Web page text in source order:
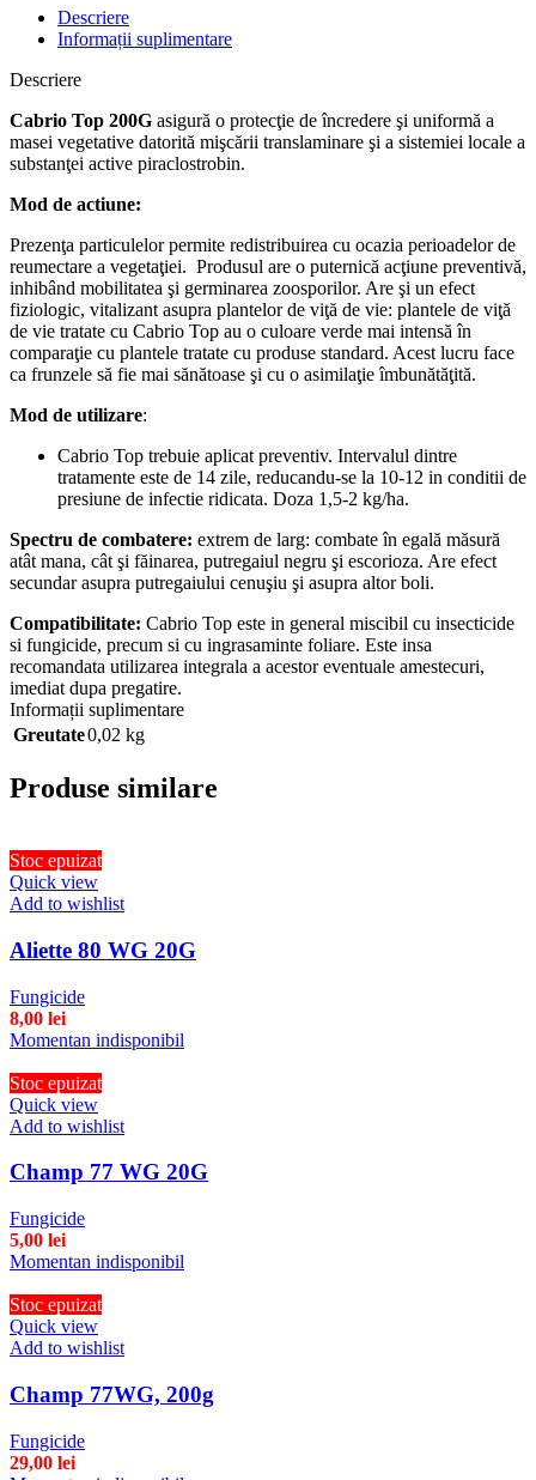
Descriere
Informații suplimentare
Descriere
Cabrio Top 200G asigură o protecţie de încredere şi uniformă a
masei vegetative datorită mişcării translaminare şi a sistemiei locale a
substanţei active piraclostrobin.
Mod de actiune:
Prezenţa particulelor permite redistribuirea cu ocazia perioadelor de
reumectare a vegetaţiei. Produsul are o puternică acţiune preventivă,
inhibând mobilitatea şi germinarea zoosporilor. Are şi un efect
fiziologic, vitalizant asupra plantelor de viţă de vie: plantele de viţă
de vie tratate cu Cabrio Top au o culoare verde mai intensă în
comparaţie cu plantele tratate cu produse standard. Acest lucru face
ca frunzele să fie mai sănătoase şi cu o asimilaţie îmbunătăţită.
Mod de utilizare:
Cabrio Top trebuie aplicat preventiv. Intervalul dintre
tratamente este de 14 zile, reducandu-se la 10-12 in conditii de
presiune de infectie ridicata. Doza 1,5-2 kg/ha.
Spectru de combatere: extrem de larg: combate în egală măsură
atât mana, cât şi făinarea, putregaiul negru şi escorioza. Are efect
secundar asupra putregaiului cenuşiu şi asupra altor boli.
Compatibilitate: Cabrio Top este in general miscibil cu insecticide
si fungicide, precum si cu ingrasaminte foliare. Este insa
recomandata utilizarea integrala a acestor eventuale amestecuri,
imediat dupa pregatire.
Informații suplimentare
Greutate0,02 kg
Produse similare
Stoc epuizat
Quick view
Add to wishlist
Aliette 80 WG 20G
Fungicide
8,00 lei
Momentan indisponibil
Stoc epuizat
Quick view
Add to wishlist
Champ 77 WG 20G
Fungicide
5,00 lei
Momentan indisponibil
Stoc epuizat
Quick view
Add to wishlist
Champ 77WG, 200g
Fungicide
29,00 lei